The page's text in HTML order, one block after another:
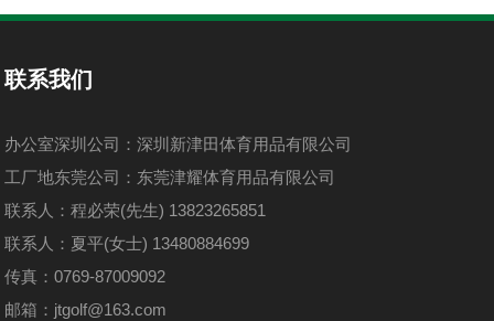
联系我们
办公室深圳公司：深圳新津田体育用品有限公司
工厂地东莞公司：东莞津耀体育用品有限公司
联系人：程必荣(先生) 13823265851
联系人：夏平(女士) 13480884699
传真：0769-87009092
邮箱：jtgolf@163.com